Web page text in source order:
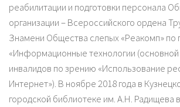
реабилитации и подготовки персонала
организации – Всероссийского ордена
Знамени Общества слепых «Реакомп» по
«Информационные технологии (основной
инвалидов по зрению «Использование
Интернет»). В ноябре 2018 года в
городской библиотеке им. А.Н. Радищева